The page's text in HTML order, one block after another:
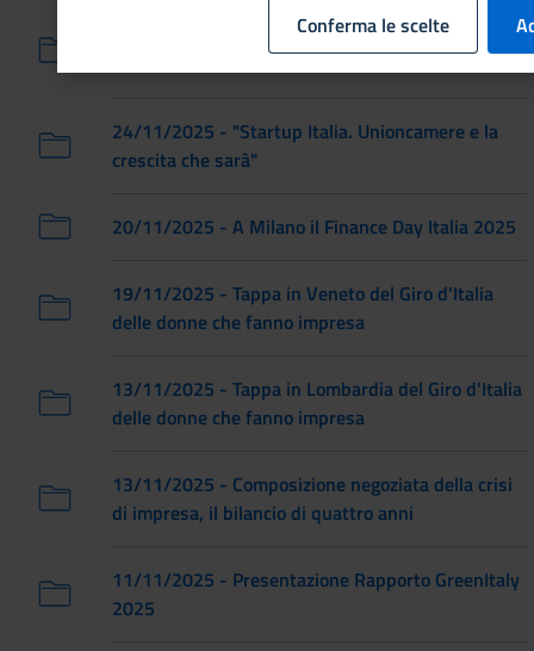
25/11/2025 - Presentazione del rapporto "Io sono
24/11/2025 - "Startup Italia. Unioncamere e la
crescita che sarà"
20/11/2025 - A Milano il Finance Day Italia 2025
19/11/2025 - Tappa in Veneto del Giro d'Italia
delle donne che fanno impresa
13/11/2025 - Tappa in Lombardia del Giro d'Italia
delle donne che fanno impresa
13/11/2025 - Composizione negoziata della crisi
di impresa, il bilancio di quattro anni
11/11/2025 - Presentazione Rapporto GreenItaly
2025
Conferma le scelte